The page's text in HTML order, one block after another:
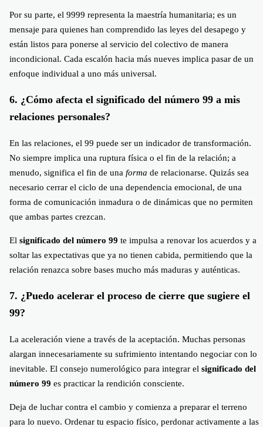
Por su parte, el 9999 representa la maestría humanitaria; es un
mensaje para quienes han comprendido las leyes del desapego y
están listos para ponerse al servicio del colectivo de manera
incondicional. Cada escalón hacia más nueves implica pasar de un
enfoque individual a uno más universal.
6. ¿Cómo afecta el significado del número 99 a mis
relaciones personales?
En las relaciones, el 99 puede ser un indicador de transformación.
No siempre implica una ruptura física o el fin de la relación; a
menudo, significa el fin de una forma de relacionarse. Quizás sea
necesario cerrar el ciclo de una dependencia emocional, de una
forma de comunicación inmadura o de dinámicas que no permiten
que ambas partes crezcan.
El significado del número 99 te impulsa a renovar los acuerdos y a
soltar las expectativas que ya no tienen cabida, permitiendo que la
relación renazca sobre bases mucho más maduras y auténticas.
7. ¿Puedo acelerar el proceso de cierre que sugiere el
99?
La aceleración viene a través de la aceptación. Muchas personas
alargan innecesariamente su sufrimiento intentando negociar con lo
inevitable. El consejo numerológico para integrar el significado del
número 99 es practicar la rendición consciente.
Deja de luchar contra el cambio y comienza a preparar el terreno
para lo nuevo. Ordenar tu espacio físico, perdonar activamente a las